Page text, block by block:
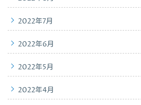
2022年7月
2022年6月
2022年5月
2022年4月